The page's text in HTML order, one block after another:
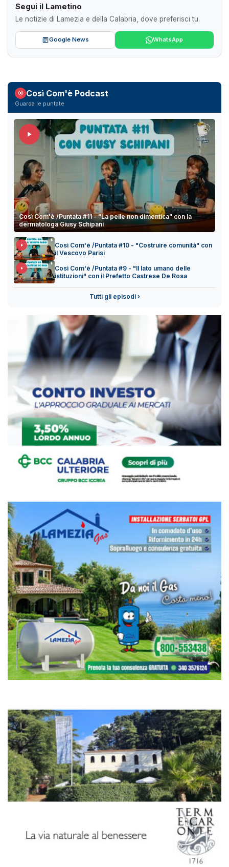
Segui il Lametino
Le notizie di Lamezia e della Calabria, dove preferisci tu.
Google News WhatsApp
Così Com'è Podcast
Guarda le puntate
Così Com'è /Puntata #11 - "La pelle non dimentica" con la
dermatologa Giusy Schipani
Così Com'è /Puntata #10 - "Costruire comunità" con
il Vescovo Parisi
Così Com'è /Puntata #9 - "Il lato umano delle
istituzioni" con il Prefetto Castrese De Rosa
Tutti gli episodi ›